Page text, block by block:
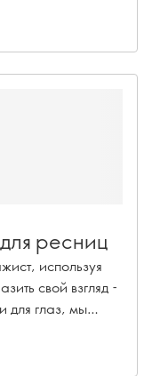
ресниц
используя
свой взгляд -
для глаз, мы